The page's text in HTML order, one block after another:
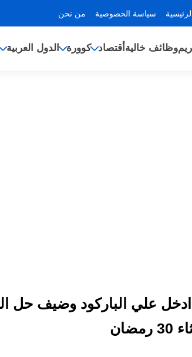
سياسة الخصوصية من نحن
وظائف خالية أقتصاد كوورة الدول العربية